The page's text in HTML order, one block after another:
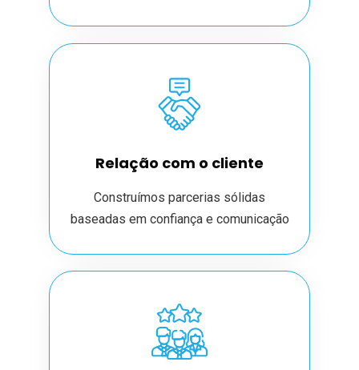
Relação com o cliente
Construímos parcerias sólidas
baseadas em confiança e comunicação